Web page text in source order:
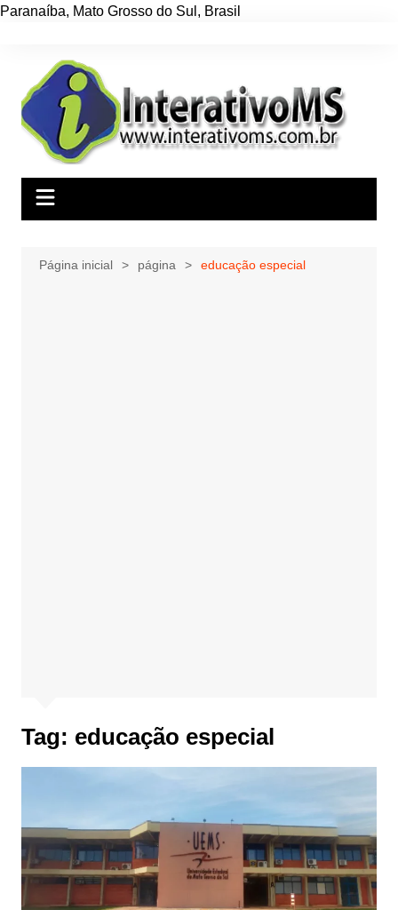
Paranaíba, Mato Grosso do Sul , Brasil
conteúdo
Página inicial página educação especial
Tag: educação especial